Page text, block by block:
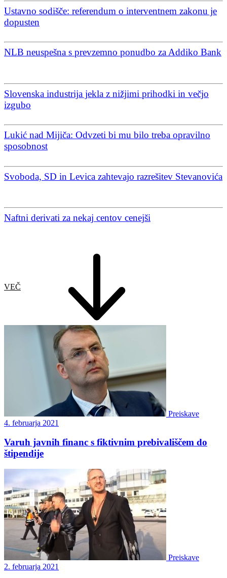
Ustavno sodišče: referendum o interventnem zakonu je
dopusten
NLB neuspešna s prevzemno ponudbo za Addiko Bank
Slovenska industrija jekla z nižjimi prihodki in večjo
izgubo
Lukić nad Mijiča: Odvzeti bi mu bilo treba opravilno
sposobnost
Svoboda, SD in Levica zahtevajo razrešitev Stevanovića
Naftni derivati za nekaj centov cenejši
VEČ
Preiskave
4. februarja 2021
Varuh javnih financ s fiktivnim prebivališčem do
štipendije
Preiskave
2. februarja 2021